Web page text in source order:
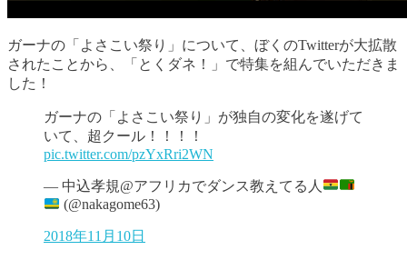
ガーナの「よさこい祭り」について、ぼくのTwitterが大拡散
されたことから、「とくダネ！」で特集を組んでいただきま
した！
ガーナの「よさこい祭り」が独自の変化を遂げて
いて、超クール！！！！
pic.twitter.com/pzYxRri2WN
— 中込孝規@アフリカでダンス教えてる人
(@nakagome63)
2018年11月10日